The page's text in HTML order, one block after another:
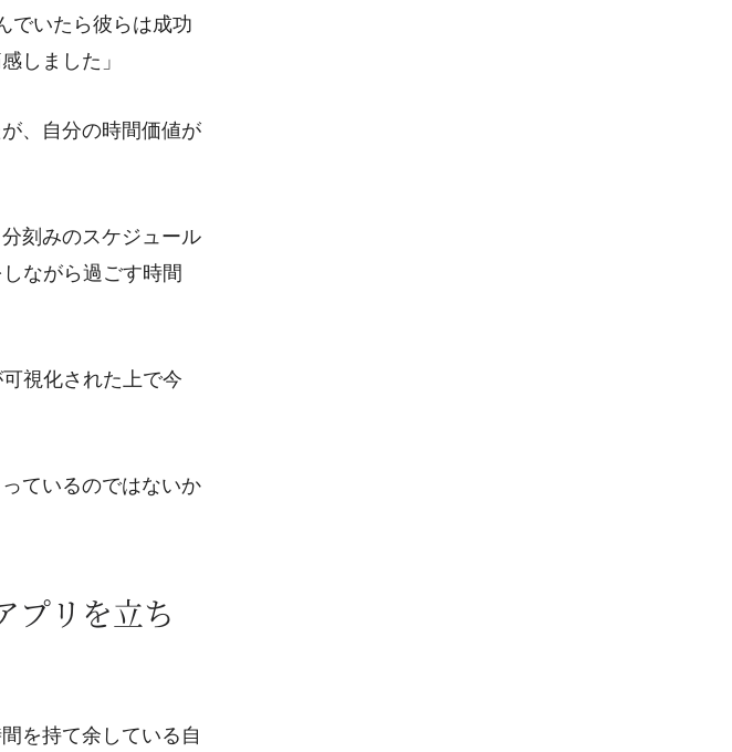
でいたら彼らは成功
しました」
、自分の時間価値が
刻みのスケジュール
ながら過ごす時間
視化された上で今
ているのではないか
プリを立ち
を持て余している自